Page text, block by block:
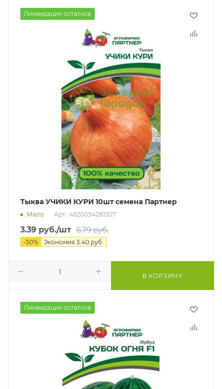
Ликвидация остатков
Тыква УЧИКИ КУРИ 10шт семена Партнер
Мало Арт.: 4620054281307
3.39 руб./шт 6.79руб.
-50% Экономия 3.40 руб.
В КОРЗИНУ
Ликвидация остатков